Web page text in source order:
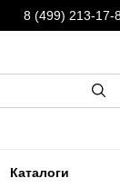
8 (499) 213-17-
Каталоги